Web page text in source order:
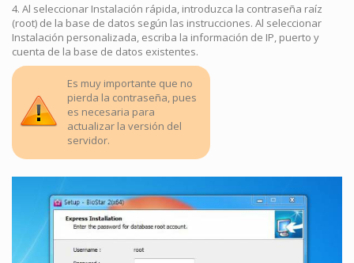
4. Al seleccionar Instalación rápida, introduzca la contraseña raíz
(root) de la base de datos según las instrucciones. Al seleccionar
Instalación personalizada, escriba la información de IP, puerto y
cuenta de la base de datos existentes.
Es muy importante que no
pierda la contraseña, pues
es necesaria para
actualizar la versión del
servidor.